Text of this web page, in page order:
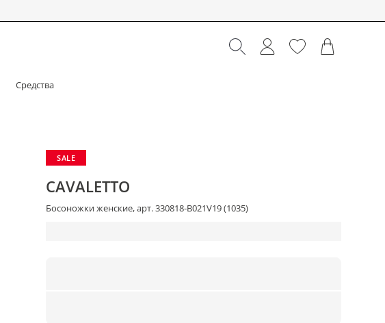
Средства
SALE
CAVALETTO
Босоножки женские, арт. 330818-B021V19 (1035)